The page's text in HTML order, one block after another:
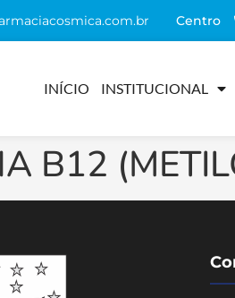
Centro
INÍCIO INSTITUCIONAL
B12